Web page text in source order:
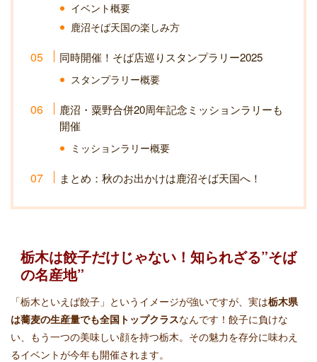
イベント概要
鹿沼そば天国の楽しみ方
同時開催！そば店巡りスタンプラリー2025
スタンプラリー概要
鹿沼・粟野合併20周年記念ミッションラリーも
開催
ミッションラリー概要
まとめ：秋のお出かけは鹿沼そば天国へ！
栃木は餃子だけじゃない！知られざる”そば
の名産地”
「栃木といえば餃子」というイメージが強いですが、実は栃木県
は蕎麦の生産量でも全国トップクラスなんです！餃子に負けな
い、もう一つの美味しい顔を持つ栃木。その魅力を存分に味わえ
るイベントが今年も開催されます。